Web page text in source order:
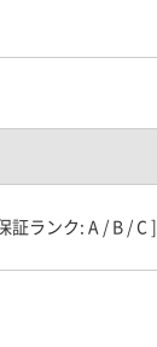
証ランク: A / B / C ]